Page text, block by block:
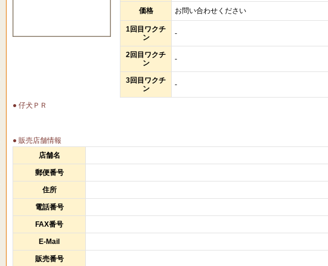
価格 お問い合わせください
1回目ワクチ
ン
-
2回目ワクチ
ン
-
3回目ワクチ
ン
-
● 仔犬ＰＲ
● 販売店舗情報
店舗名
郵便番号
住所
電話番号
FAX番号
E-Mail
販売番号